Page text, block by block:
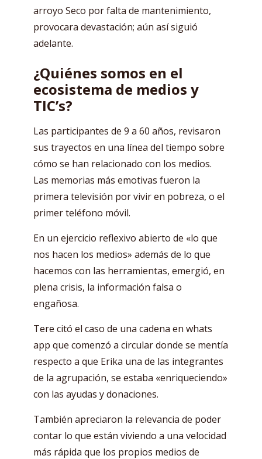
arroyo Seco por falta de mantenimiento,
provocara devastación; aún así siguió
adelante.
¿Quiénes somos en el
ecosistema de medios y
TIC’s?
Las participantes de 9 a 60 años, revisaron
sus trayectos en una línea del tiempo sobre
cómo se han relacionado con los medios.
Las memorias más emotivas fueron la
primera televisión por vivir en pobreza, o el
primer teléfono móvil.
En un ejercicio reflexivo abierto de «lo que
nos hacen los medios» además de lo que
hacemos con las herramientas, emergió, en
plena crisis, la información falsa o
engañosa.
Tere citó el caso de una cadena en whats
app que comenzó a circular donde se mentía
respecto a que Erika una de las integrantes
de la agrupación, se estaba «enriqueciendo»
con las ayudas y donaciones.
También apreciaron la relevancia de poder
contar lo que están viviendo a una velocidad
más rápida que los propios medios de